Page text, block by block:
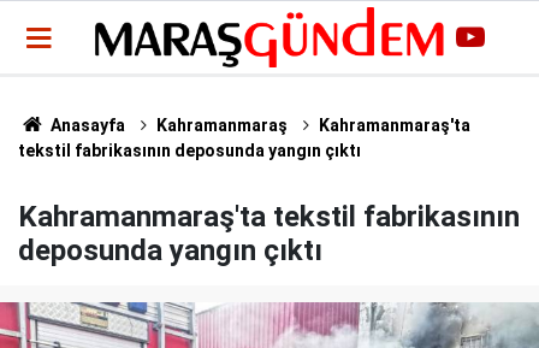
Anasayfa Kahramanmaraş
Kahramanmaraş'ta
tekstil fabrikasının deposunda yangın çıktı
Kahramanmaraş'ta tekstil fabrikasının
deposunda yangın çıktı